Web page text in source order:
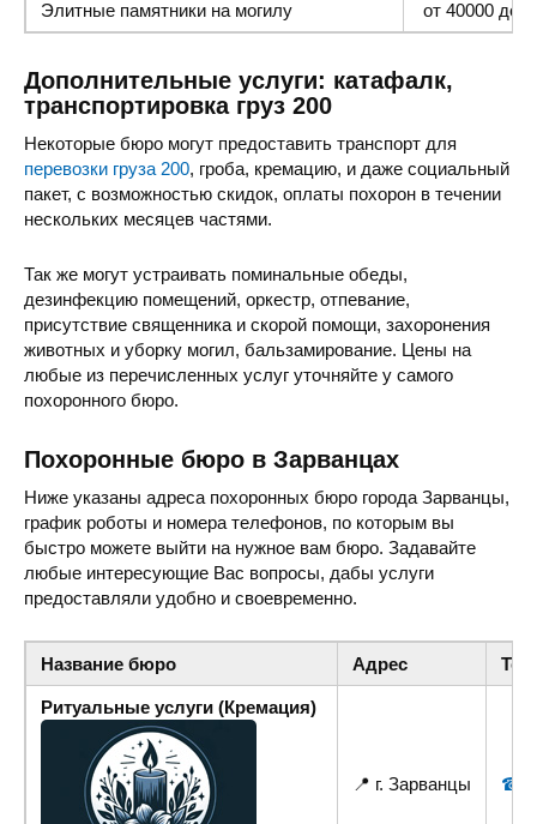
Элитные памятники на могилу от 40000 до
Дополнительные услуги: катафалк,
транспортировка груз 200
Некоторые бюро могут предоставить транспорт для
перевозки груза 200, гроба, кремацию, и даже социальный
пакет, с возможностью скидок, оплаты похорон в течении
нескольких месяцев частями.
Так же могут устраивать поминальные обеды,
дезинфекцию помещений, оркестр, отпевание,
присутствие священника и скорой помощи, захоронения
животных и уборку могил, бальзамирование. Цены на
любые из перечисленных услуг уточняйте у самого
похоронного бюро.
Похоронные бюро в Зарванцах
Ниже указаны адреса похоронных бюро города Зарванцы,
график роботы и номера телефонов, по которым вы
быстро можете выйти на нужное вам бюро. Задавайте
любые интересующие Вас вопросы, дабы услуги
предоставляли удобно и своевременно.
Название бюро Адрес
Ритуальные услуги (Кремация)
📍 г. Зарванцы ☎